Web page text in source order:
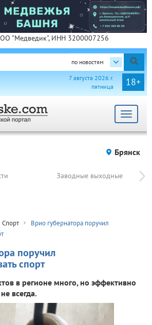
"Медведик", ИНН 3200007256
по новостям
18+
7 августа 2026 г.
пятница
Toggle
Брянск
Заводные выходные
Спорт
Врио губернатора поручил
поручил
спорт
в регионе много, но эффективно
всегда.